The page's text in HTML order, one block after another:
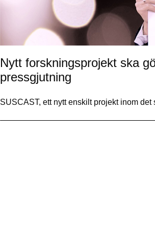
Nytt forskningsprojekt ska
pressgjutning
SUSCAST, ett nytt enskilt projekt inom